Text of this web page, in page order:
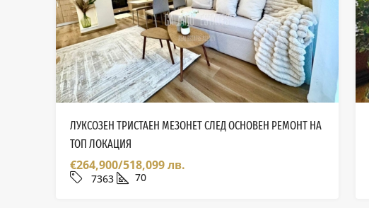
ЛУКСОЗЕН ТРИСТАЕН МЕЗОНЕТ СЛЕД ОСНОВЕН РЕМОНТ НА
ТОП ЛОКАЦИЯ
€264,900/518,099 лв.
7363 70